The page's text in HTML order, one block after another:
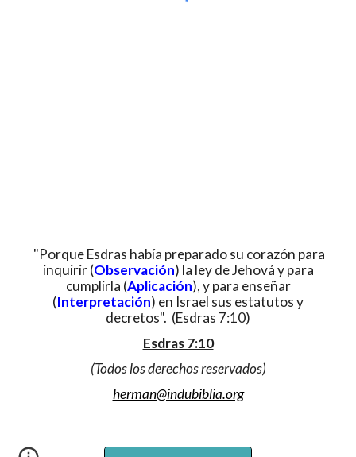
"Porque Esdras había preparado su corazón para
inquirir (Observación) la ley de Jehová y para
cumplirla (Aplicación), y para enseñar
(Interpretación) en Israel sus estatutos y
decretos". (Esdras 7:10)
Esdras 7:10
(Todos los derechos reservados)
herman@indubiblia.org